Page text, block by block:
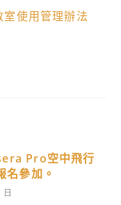
使用管理辦法
Pro空中飛行
名參加。